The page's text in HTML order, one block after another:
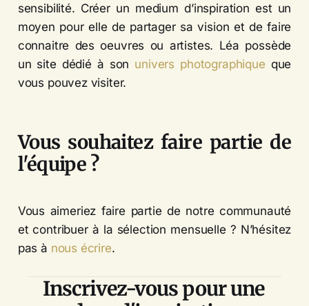
sensibilité. Créer un medium d’inspiration est un
moyen pour elle de partager sa vision et de faire
connaitre des oeuvres ou artistes. Léa possède
un site dédié à son univers photographique que
vous pouvez visiter.
Vous souhaitez faire partie de
l'équipe ?
Vous aimeriez faire partie de notre communauté
et contribuer à la sélection mensuelle ? N’hésitez
pas à nous écrire.
Inscrivez-vous pour une